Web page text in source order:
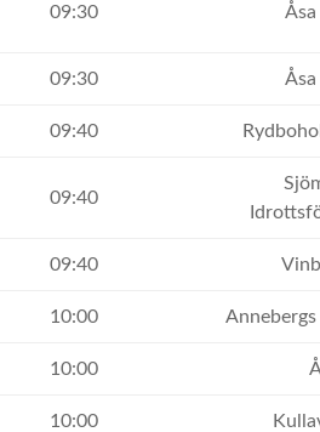
09:30
09:30
09:40
09:40
09:40
10:00
10:00
10:00